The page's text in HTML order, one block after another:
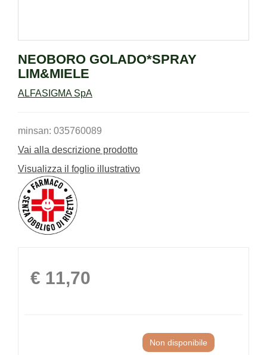
NEOBORO GOLADO*SPRAY
LIM&MIELE
ALFASIGMA SpA
minsan: 035760089
Vai alla descrizione prodotto
Visualizza il foglio illustrativo
Prezzo
€ 11,70
Non disponibile